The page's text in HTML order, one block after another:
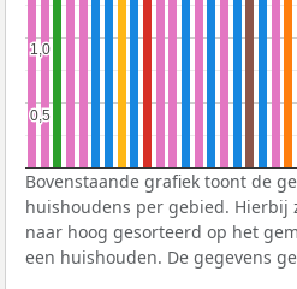
0,5
0,5
1,0
1,0
Bovenstaande grafiek toont de
huishoudens per gebied. Hierbij
naar hoog gesorteerd op het
een huishouden. De gegevens